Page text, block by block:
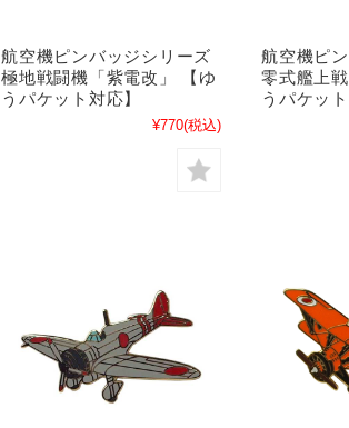
航空機ピンバッジシリーズ
極地戦闘機「紫電改」 【ゆ
うパケット対応】
¥770(税込)
航空機ピ
零式艦上
うパケット